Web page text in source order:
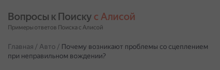
Вопросы к Поиску с Алисой
Примеры ответов Поиска с Алисой
Главная / Авто / Почему возникают проблемы со сцеплением
при неправильном вождении?